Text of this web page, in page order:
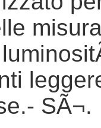
- SÃ¬.